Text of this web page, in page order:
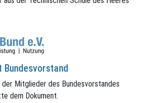
Mitglieder des Bundesvorstandes
dem Dokument.